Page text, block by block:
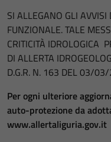
SI ALLEGANO GLI AVVISI
FUNZIONALE. TALE
CRITICITÀ IDROLOGICA
DI ALLERTA
D.G.R. N. 163 DEL 03/
Per ogni ulteriore
auto-protezione da
www.allertaliguria.gov.it